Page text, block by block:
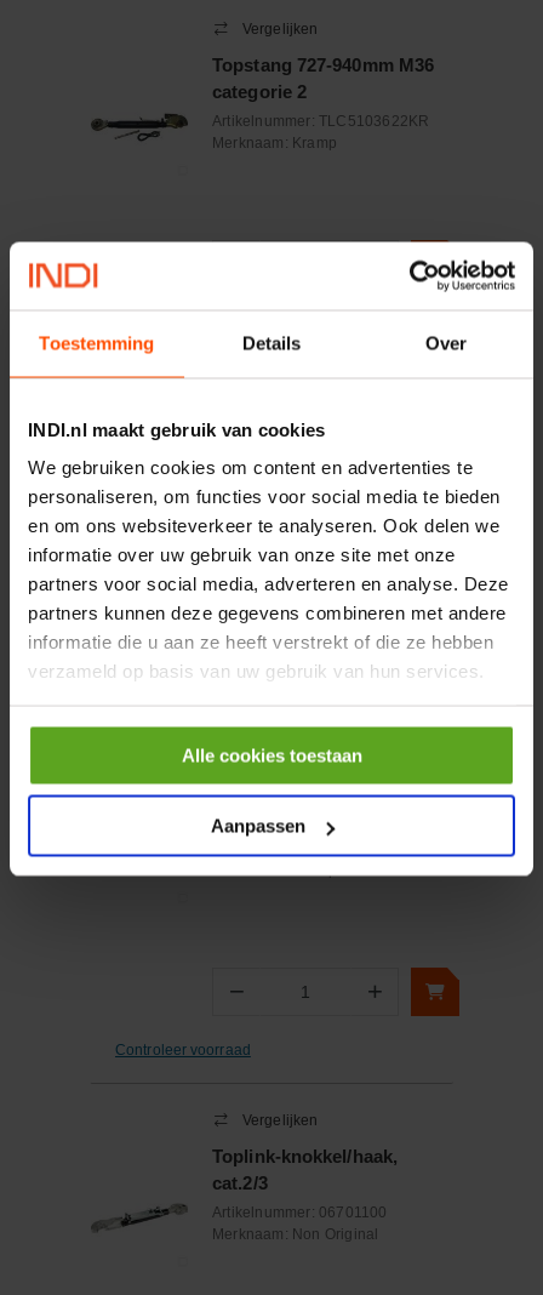
Toestemming Details Over
INDI.nl maakt gebruik van cookies
We gebruiken cookies om content en advertenties te
personaliseren, om functies voor social media te bieden
en om ons websiteverkeer te analyseren. Ook delen we
informatie over uw gebruik van onze site met onze
partners voor social media, adverteren en analyse. Deze
partners kunnen deze gegevens combineren met andere
informatie die u aan ze heeft verstrekt of die ze hebben
verzameld op basis van uw gebruik van hun services.
Alle cookies toestaan
Aanpassen
Vergelijken
Topstang 727-940mm M36
categorie 2
Artikelnummer: TLC5103622KR
Merknaam: Kramp
Topstang vanghaak 710-
Merknaam:Kramp
− Aantal +
Controleer voorraad
Vergelijken
Topstang
vanghaak/kogelkop
Merknaam:Kramp
− Aantal +
Controleer voorraad
Vergelijken
Toplink-knokkel/haak,
cat.2/3
Artikelnummer: 06701100
Merknaam: Non Original